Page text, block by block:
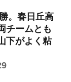
。春日丘高
チームとも
下がよく粘